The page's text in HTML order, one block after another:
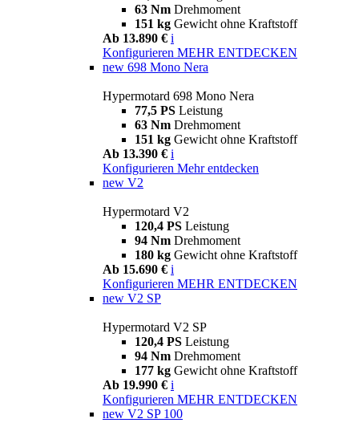
63 Nm Drehmoment
151 kg Gewicht ohne Kraftstoff
Ab 13.890 € i
Konfigurieren MEHR ENTDECKEN
new 698 Mono Nera
Hypermotard 698 Mono Nera
77,5 PS Leistung
63 Nm Drehmoment
151 kg Gewicht ohne Kraftstoff
Ab 13.390 € i
Konfigurieren Mehr entdecken
new V2
Hypermotard V2
120,4 PS Leistung
94 Nm Drehmoment
180 kg Gewicht ohne Kraftstoff
Ab 15.690 € i
Konfigurieren MEHR ENTDECKEN
new V2 SP
Hypermotard V2 SP
120,4 PS Leistung
94 Nm Drehmoment
177 kg Gewicht ohne Kraftstoff
Ab 19.990 € i
Konfigurieren MEHR ENTDECKEN
new V2 SP 100